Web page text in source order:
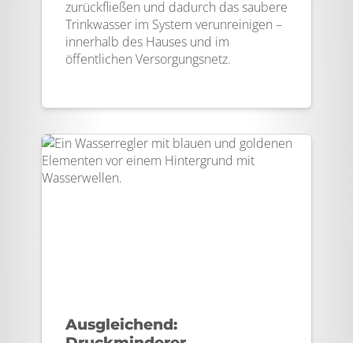
zurückfließen und dadurch das saubere
Trinkwasser im System verunreinigen –
innerhalb des Hauses und im
öffentlichen Versorgungsnetz.
Ausgleichend: